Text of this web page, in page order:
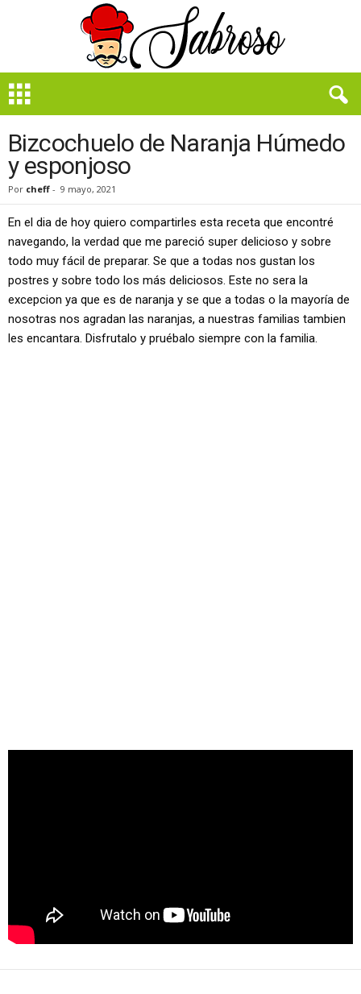
e
Bizcochuelo de Naranja Húmedo
y esponjoso
Por cheff - 9 mayo, 2021
En el dia de hoy quiero compartirles esta receta que encontré
navegando, la verdad que me pareció super delicioso y sobre
todo muy fácil de preparar. Se que a todas nos gustan los
postres y sobre todo los más deliciosos. Este no sera la
excepcion ya que es de naranja y se que a todas o la mayoría de
nosotras nos agradan las naranjas, a nuestras familias tambien
les encantara. Disfrutalo y pruébalo siempre con la familia.